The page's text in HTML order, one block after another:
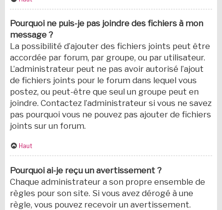
Pourquoi ne puis-je pas joindre des fichiers à mon
message ?
La possibilité d’ajouter des fichiers joints peut être
accordée par forum, par groupe, ou par utilisateur.
L’administrateur peut ne pas avoir autorisé l’ajout
de fichiers joints pour le forum dans lequel vous
postez, ou peut-être que seul un groupe peut en
joindre. Contactez l’administrateur si vous ne savez
pas pourquoi vous ne pouvez pas ajouter de fichiers
joints sur un forum.
Haut
Pourquoi ai-je reçu un avertissement ?
Chaque administrateur a son propre ensemble de
règles pour son site. Si vous avez dérogé à une
règle, vous pouvez recevoir un avertissement.